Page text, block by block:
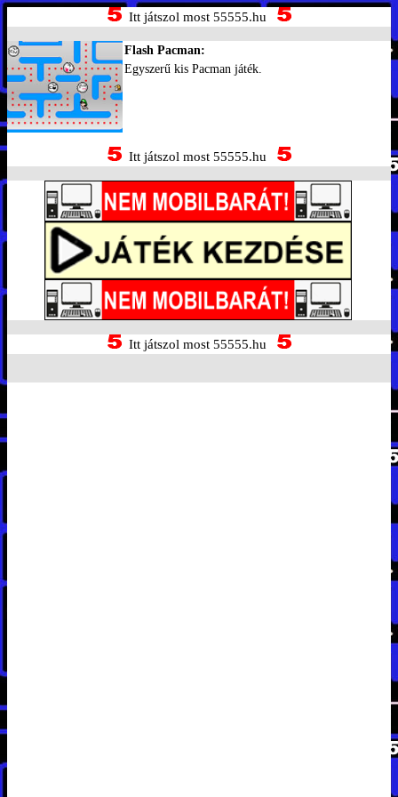
Itt játszol most 55555.hu
Flash Pacman:
Egyszerű kis Pacman játék.
Itt játszol most 55555.hu
Itt játszol most 55555.hu